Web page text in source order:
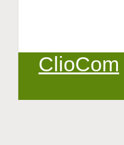
ClioCom